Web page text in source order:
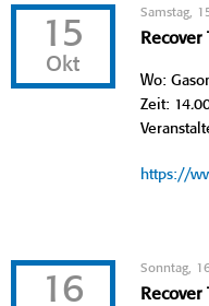
15
Okt
Samstag,
Recover
Wo:
Zeit:
https://
16
Sonntag,
Recover